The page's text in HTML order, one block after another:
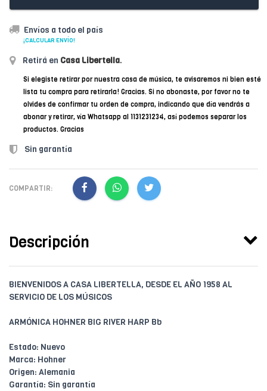
Envíos a todo el país
¡CALCULAR ENVÍO!
Retirá en Casa Libertella.
Si elegiste retirar por nuestra casa de música, te avisaremos ni bien esté
lista tu compra para retirarla! Gracias. Si no abonaste, por favor no te
olvides de confirmar tu orden de compra, indicando que día vendrás a
abonar y retirar, vía Whatsapp al 1131231234, así podemos separar los
productos. Gracias
Sin garantía
COMPARTIR:
Descripción
BIENVENIDOS A CASA LIBERTELLA, DESDE EL AÑO 1958 AL
SERVICIO DE LOS MÚSICOS
ARMÓNICA HOHNER BIG RIVER HARP Bb
Estado: Nuevo
Marca: Hohner
Origen: Alemania
Garantía: Sin garantía